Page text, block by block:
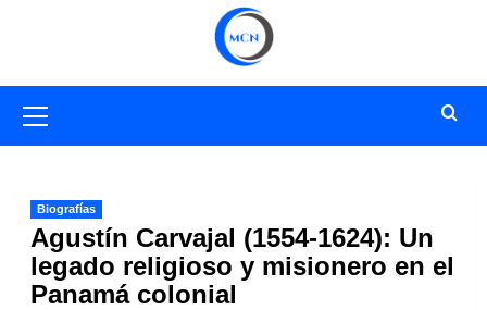
primario
Biografías
Agustín Carvajal (1554-1624): Un
legado religioso y misionero en el
Panamá colonial